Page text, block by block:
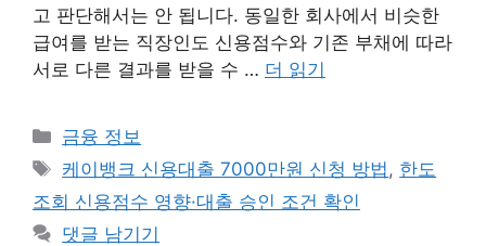
고 판단해서는 안 됩니다. 동일한 회사에서 비슷한
급여를 받는 직장인도 신용점수와 기존 부채에 따라
서로 다른 결과를 받을 수 … 더 읽기
카
테
고
리
금융 정보
태
그
케이뱅크 신용대출 7000만원 신청 방법 , 한도
조회 신용점수 영향·대출 승인 조건 확인
댓글 남기기